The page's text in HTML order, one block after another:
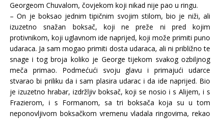
Georgeom Chuvalom, čovjekom koji nikad nije pao u ringu.
– On je boksao jednim tipičnim svojim stilom, bio je niži, ali
izuzetno snažan boksač, koji ne preže ni pred kojim
protivnikom, koji uglavnom ide naprijed, koji može primiti puno
udaraca. Ja sam mogao primiti dosta udaraca, ali ni približno te
snage i tog broja koliko je George tijekom svakog ozbiljnog
meča primao. Podmećući svoju glavu i primajući udarce
stvarao bi priliku da i sam plasira udarac i da ide naprijed. Bio
je izuzetno hrabar, izdržljiv boksač, koji se nosio i s Alijem, i s
Frazierom, i s Formanom, sa tri boksača koja su u tom
neponovljivom boksačkom vremenu vladala ringovima, rekao